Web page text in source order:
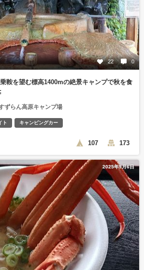
22 0
鞍を望む標高1400mの絶景キャンプで秋を食
ずらん高原キャンプ場
ト キャンピングカー
107 173
2025年9月6日